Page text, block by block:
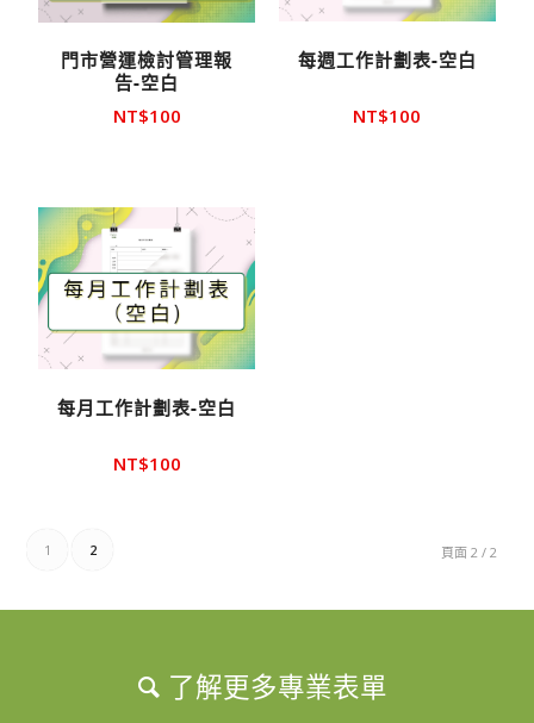
門市營運檢討管理報
告-空白
NT$100
每週工作計劃表-空白
NT$100
每月工作計劃表-空白
NT$100
頁面 2 / 2
1 2
了解更多專業表單